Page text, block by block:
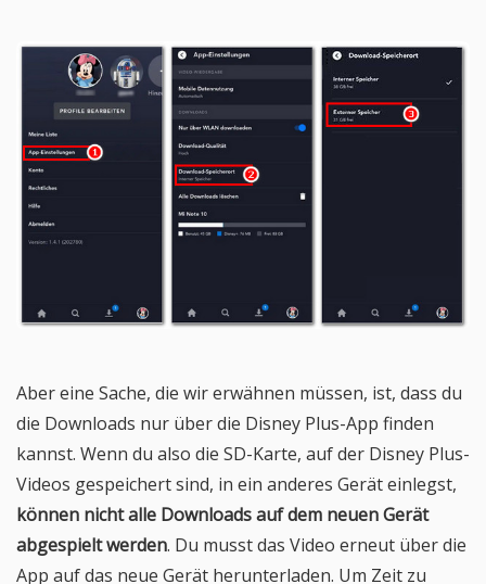
Aber eine Sache, die wir erwähnen müssen, ist, dass du
die Downloads nur über die Disney Plus-App finden
kannst. Wenn du also die SD-Karte, auf der Disney Plus-
Videos gespeichert sind, in ein anderes Gerät einlegst,
können nicht alle Downloads auf dem neuen Gerät
abgespielt werden. Du musst das Video erneut über die
App auf das neue Gerät herunterladen. Um Zeit zu